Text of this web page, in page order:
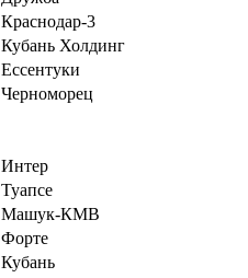
Краснодар-3
Кубань Холдинг
Ессентуки
Черноморец
Интер
Туапсе
Машук-КМВ
Форте
Кубань